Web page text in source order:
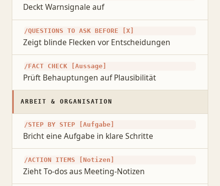
Deckt Warnsignale auf
/QUESTIONS TO ASK BEFORE [X]
Zeigt blinde Flecken vor Entscheidungen
/FACT CHECK [Aussage]
Prüft Behauptungen auf Plausibilität
ARBEIT & ORGANISATION
/STEP BY STEP [Aufgabe]
Bricht eine Aufgabe in klare Schritte
/ACTION ITEMS [Notizen]
Zieht To-dos aus Meeting-Notizen